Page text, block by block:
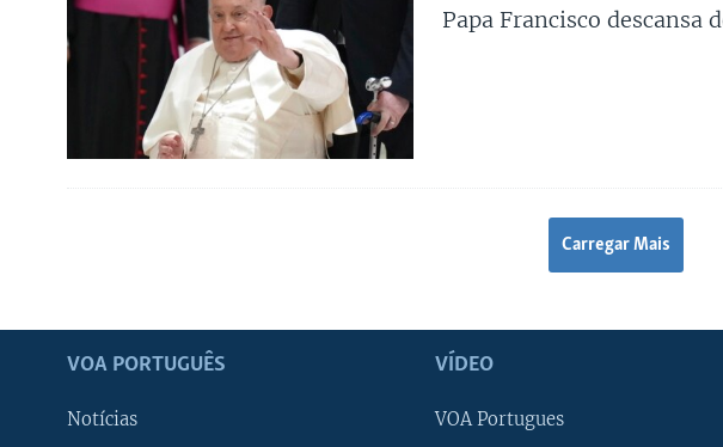
Papa Francisco descansa
Carregar Mais
VOA PORTUGUÊS
Notícias
VÍDEO
VOA Portugues